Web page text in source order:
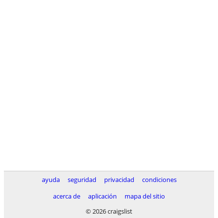
ayuda seguridad privacidad
condiciones
acerca de
aplicación
mapa del sitio
© 2026 craigslist